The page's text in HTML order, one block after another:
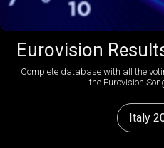
Eurovision
Complete database with all the
the Eurovision
Italy